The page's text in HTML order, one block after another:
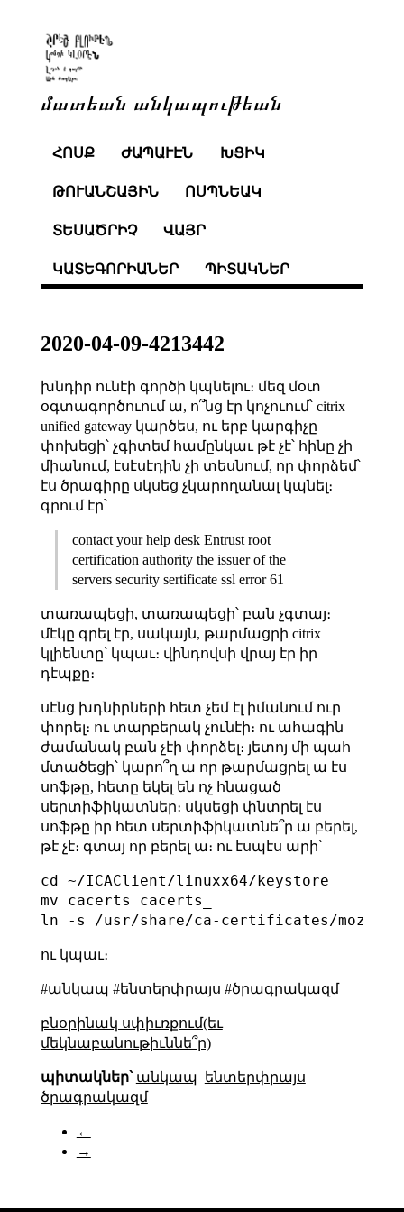
մատեան անկապութեան
ՀՈՍՔ ԺԱՊԱՒԷՆ ԽՑԻԿ
ԹՈՒԱՆՇԱՅԻՆ ՈՍՊՆԵԱԿ
ՏԵՍԱԾՐԻՉ ՎԱՅՐ
ԿԱՏԵԳՈՐԻԱՆԵՐ ՊԻՏԱԿՆԵՐ
2020-04-09-4213442
խնդիր ունէի գործի կպնելու։ մեզ մօտ
օգտագործուում ա, ո՞նց էր կոչուում՝ citrix
unified gateway կարծես, ու երբ կարգիչը
փոխեցի՝ չգիտեմ համընկաւ թէ չէ՝ հինը չի
միանում, էսէսէդին չի տեսնում, որ փորձեմ՝
էս ծրագիրը սկսեց չկարողանալ կպնել։
գրում էր՝
contact your help desk Entrust root
certification authority the issuer of the
servers security sertificate ssl error 61
տառապեցի, տառապեցի՝ բան չգտայ։
մէկը գրել էր, սակայն, թարմացրի citrix
կլիենտը՝ կպաւ։ վինդովսի վրայ էր իր
դէպքը։
սէնց խդնիրների հետ չեմ էլ իմանում ուր
փորել։ ու տարբերակ չունէի։ ու ահագին
ժամանակ բան չէի փորձել։ յետոյ մի պահ
մտածեցի՝ կարո՞ղ ա որ թարմացրել ա էս
սոֆթը, հետը եկել են ոչ հնացած
սերտիֆիկատներ։ սկսեցի փնտրել էս
սոֆթը իր հետ սերտիֆիկատնե՞ր ա բերել,
թէ չէ։ գտայ որ բերել ա։ ու էսպէս արի՝
cd ~/ICAClient/linuxx64/keystore
mv cacerts cacerts_
ու կպաւ։
#անկապ #ենտերփրայս #ծրագրակազմ
բնօրինակ սփիւռքում(եւ
մեկնաբանութիւննե՞ր)
պիտակներ՝ անկապ ենտերփրայս
ծրագրակազմ
←
→